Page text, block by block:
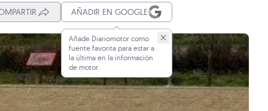
AÑADIR EN GOOGLE
Añade Diariomotor como
fuente favorita para estar a
la última en la información
de motor.